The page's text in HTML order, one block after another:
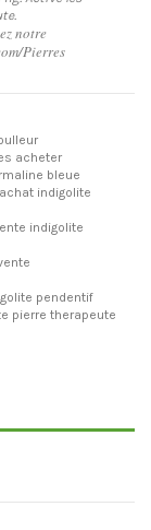
.
notre
Pierres
acheter
bleue
achat indigolite
indigolite
pendentif
pierre therapeute